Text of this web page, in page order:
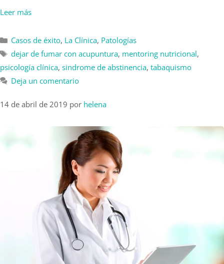
Leer más
Casos de éxito, La Clínica, Patologías
dejar de fumar con acupuntura, mentoring nutricional,
psicología clínica, sindrome de abstinencia, tabaquismo
Deja un comentario
14 de abril de 2019 por helena